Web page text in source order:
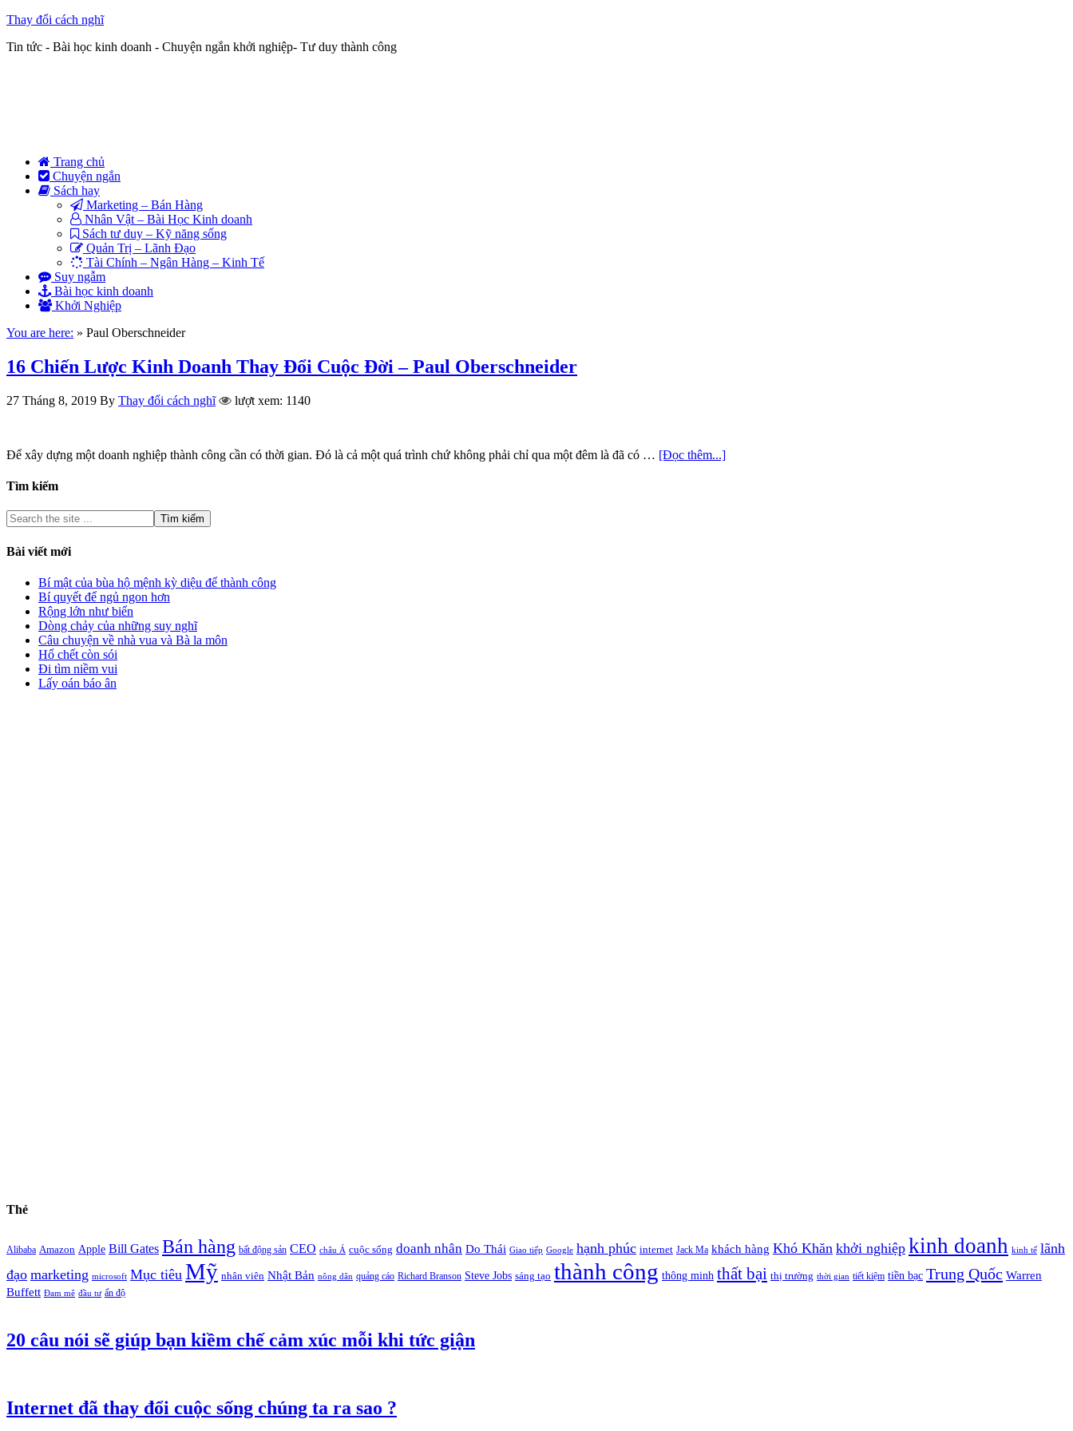
Thay đổi cách nghĩ
Tin tức - Bài học kinh doanh - Chuyện ngắn khởi nghiệp- Tư duy thành công
Trang chủ
Chuyện ngắn
Sách hay
Marketing – Bán Hàng
Nhân Vật – Bài Học Kinh doanh
Sách tư duy – Kỹ năng sống
Quản Trị – Lãnh Đạo
Tài Chính – Ngân Hàng – Kinh Tế
Suy ngẫm
Bài học kinh doanh
Khởi Nghiệp
You are here: » Paul Oberschneider
16 Chiến Lược Kinh Doanh Thay Đổi Cuộc Đời – Paul Oberschneider
27 Tháng 8, 2019 By Thay đổi cách nghĩ lượt xem: 1140
Để xây dựng một doanh nghiệp thành công cần có thời gian. Đó là cả một quá trình chứ không phải chỉ qua một đêm là đã có … [Đọc thêm...]
Tìm kiếm
Bài viết mới
Bí mật của bùa hộ mệnh kỳ diệu để thành công
Bí quyết để ngủ ngon hơn
Rộng lớn như biển
Dòng chảy của những suy nghĩ
Câu chuyện về nhà vua và Bà la môn
Hổ chết còn sói
Đi tìm niềm vui
Lấy oán báo ân
Thẻ
Alibaba Amazon Apple Bill Gates Bán hàng bất động sản CEO châu Á cuộc sống doanh nhân Do Thái Giao tiếp Google hạnh phúc internet Jack Ma khách hàng Khó Khăn khởi nghiệp kinh doanh kinh tế lãnh
đạo marketing microsoft Mục tiêu Mỹ nhân viên Nhật Bản nông dân quảng cáo Richard Branson Steve Jobs sáng tạo thành công thông minh thất bại thị trường thời gian tiết kiệm tiền bạc Trung Quốc Warren
Buffett Đam mê đầu tư ấn độ
20 câu nói sẽ giúp bạn kiềm chế cảm xúc mỗi khi tức giận
Internet đã thay đổi cuộc sống chúng ta ra sao ?